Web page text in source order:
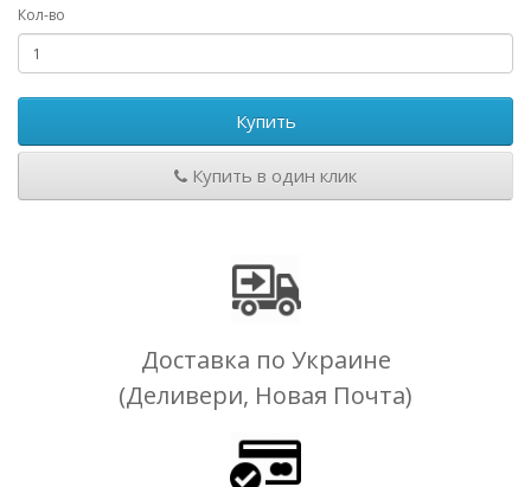
Кол-во
Купить
Купить в один клик
Доставка по Украине
(Деливери, Новая Почта)